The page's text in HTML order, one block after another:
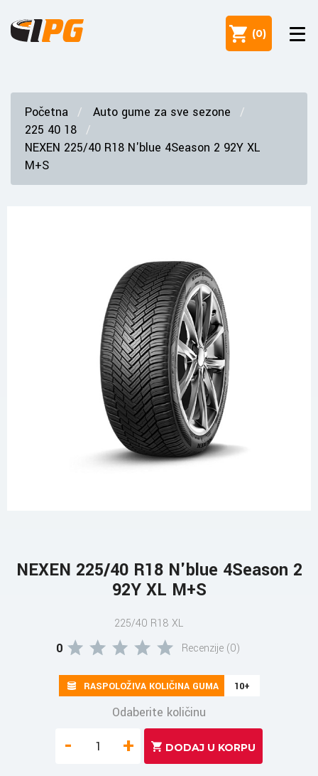
(0)
Početna
Auto gume za sve sezone
225 40 18
NEXEN 225/40 R18 N'blue 4Season 2 92Y XL
M+S
NEXEN 225/40 R18 N'blue 4Season 2
92Y XL M+S
225/40 R18 XL
0 Recenzije (0)
RASPOLOŽIVA KOLIČINA GUMA 10+
Odaberite količinu
- +